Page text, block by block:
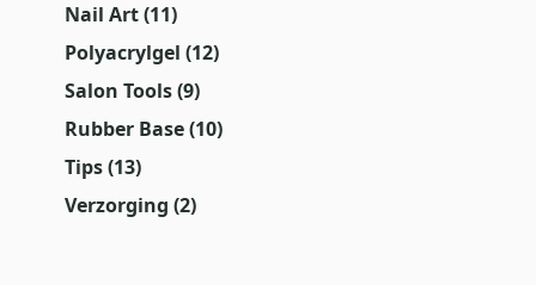
Nail Art(11)
Polyacrylgel (12)
Salon Tools(9)
Rubber Base(10)
Tips(13)
Verzorging (2)